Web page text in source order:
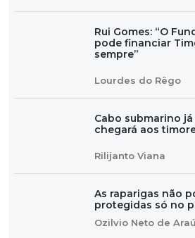
Rui Gomes: “O
pode financiar
sempre”
Lourdes do Rêgo
Cabo submarino
chegará aos
Rilijanto Viana
As raparigas não
protegidas só no
Ozilvio Neto de